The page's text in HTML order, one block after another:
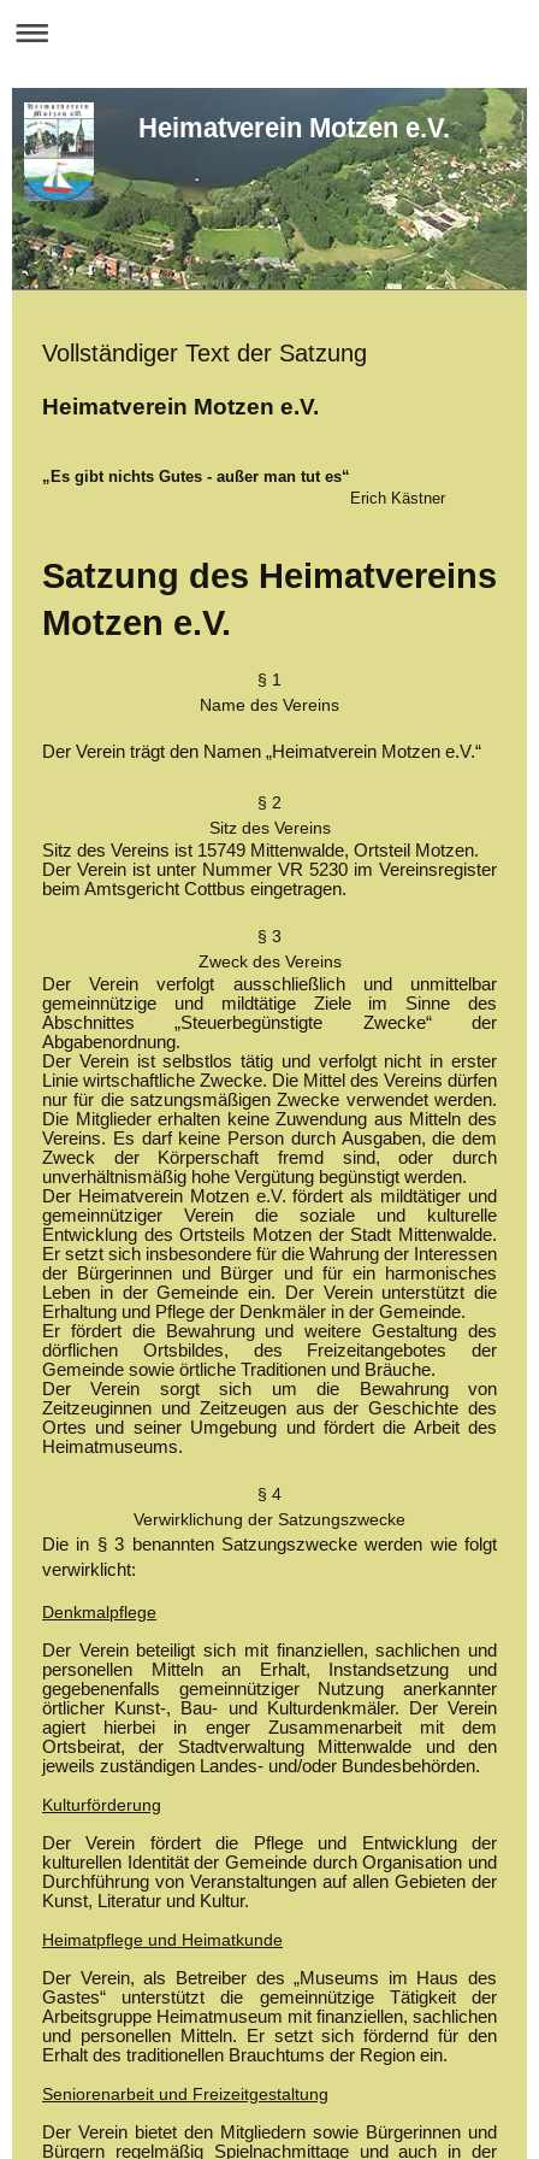
Heimatverein Motzen e.V.
Vollständiger Text der Satzung
Heimatverein Motzen e.V.
„Es gibt nichts Gutes - außer man tut es“
Erich Kästner
Satzung des Heimatvereins
Motzen e.V.
§ 1
Name des Vereins
Der Verein trägt den Namen „Heimatverein Motzen e.V.“
§ 2
Sitz des Vereins
Sitz des Vereins ist 15749 Mittenwalde, Ortsteil Motzen.
Der Verein ist unter Nummer VR 5230 im Vereinsregister
beim Amtsgericht Cottbus eingetragen.
§ 3
Zweck des Vereins
Der Verein verfolgt ausschließlich und unmittelbar
gemeinnützige und mildtätige Ziele im Sinne des
Abschnittes „Steuerbegünstigte Zwecke“ der
Abgabenordnung.
Der Verein ist selbstlos tätig und verfolgt nicht in erster
Linie wirtschaftliche Zwecke. Die Mittel des Vereins dürfen
nur für die satzungsmäßigen Zwecke verwendet werden.
Die Mitglieder erhalten keine Zuwendung aus Mitteln des
Vereins. Es darf keine Person durch Ausgaben, die dem
Zweck der Körperschaft fremd sind, oder durch
unverhältnismäßig hohe Vergütung begünstigt werden.
Der Heimatverein Motzen e.V. fördert als mildtätiger und
gemeinnütziger Verein die soziale und kulturelle
Entwicklung des Ortsteils Motzen der Stadt Mittenwalde.
Er setzt sich insbesondere für die Wahrung der Interessen
der Bürgerinnen und Bürger und für ein harmonisches
Leben in der Gemeinde ein. Der Verein unterstützt die
Erhaltung und Pflege der Denkmäler in der Gemeinde.
Er fördert die Bewahrung und weitere Gestaltung des
dörflichen Ortsbildes, des Freizeitangebotes der
Gemeinde sowie örtliche Traditionen und Bräuche.
Der Verein sorgt sich um die Bewahrung von
Zeitzeuginnen und Zeitzeugen aus der Geschichte des
Ortes und seiner Umgebung und fördert die Arbeit des
Heimatmuseums.
§ 4
Verwirklichung der Satzungszwecke
Die in § 3 benannten Satzungszwecke werden wie folgt
verwirklicht:
Denkmalpflege
Der Verein beteiligt sich mit finanziellen, sachlichen und
personellen Mitteln an Erhalt, Instandsetzung und
gegebenenfalls gemeinnütziger Nutzung anerkannter
örtlicher Kunst-, Bau- und Kulturdenkmäler. Der Verein
agiert hierbei in enger Zusammenarbeit mit dem
Ortsbeirat, der Stadtverwaltung Mittenwalde und den
jeweils zuständigen Landes- und/oder Bundesbehörden.
Kulturförderung
Der Verein fördert die Pflege und Entwicklung der
kulturellen Identität der Gemeinde durch Organisation und
Durchführung von Veranstaltungen auf allen Gebieten der
Kunst, Literatur und Kultur.
Heimatpflege und Heimatkunde
Der Verein, als Betreiber des „Museums im Haus des
Gastes“ unterstützt die gemeinnützige Tätigkeit der
Arbeitsgruppe Heimatmuseum mit finanziellen, sachlichen
und personellen Mitteln. Er setzt sich fördernd für den
Erhalt des traditionellen Brauchtums der Region ein.
Seniorenarbeit und Freizeitgestaltung
Der Verein bietet den Mitgliedern sowie Bürgerinnen und
Bürgern regelmäßig Spielnachmittage und auch in der